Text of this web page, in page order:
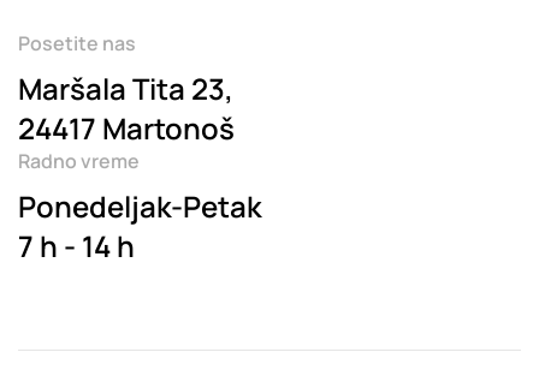
Posetite nas
Maršala Tita 23,
24417 Martonoš
Radno vreme
Ponedeljak-Petak
7 h - 14 h